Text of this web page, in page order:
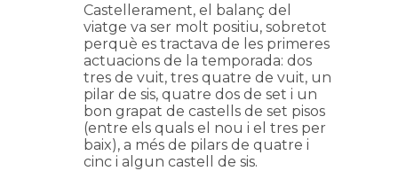
Castellerament, el balanç del
viatge va ser molt positiu, sobretot
perquè es tractava de les primeres
actuacions de la temporada: dos
tres de vuit, tres quatre de vuit, un
pilar de sis, quatre dos de set i un
bon grapat de castells de set pisos
(entre els quals el nou i el tres per
baix), a més de pilars de quatre i
cinc i algun castell de sis.